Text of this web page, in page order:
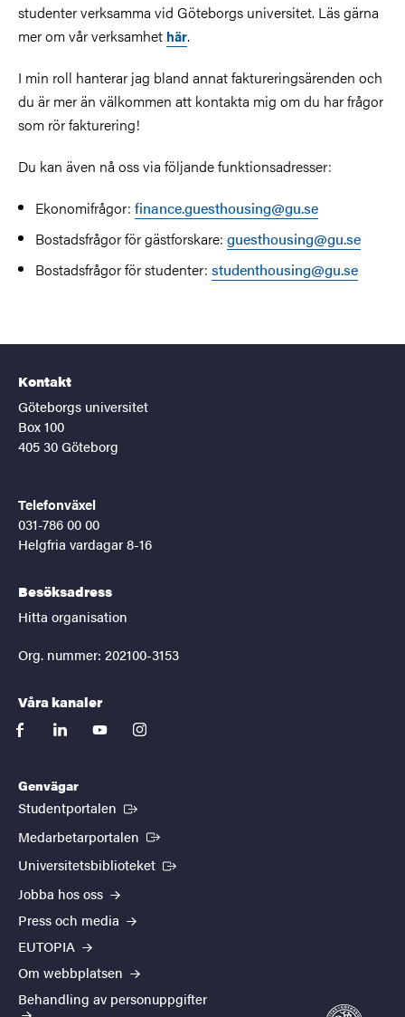
studenter verksamma vid Göteborgs universitet. Läs gärna
mer om vår verksamhet här.
I min roll hanterar jag bland annat faktureringsärenden och
du är mer än välkommen att kontakta mig om du har frågor
som rör fakturering!
Du kan även nå oss via följande funktionsadresser:
Ekonomifrågor:finance.guesthousing@gu.se
Bostadsfrågor för gästforskare:guesthousing@gu.se
Bostadsfrågor för studenter:studenthousing@gu.se
Kontakt
Göteborgs universitet
Box 100
405 30 Göteborg
Telefonväxel
031-786 00 00
Helgfria vardagar 8-16
Besöksadress
Hitta organisation
Org. nummer: 202100-3153
Våra kanaler
facebooklinkedinyoutubeinstagram
Genvägar
Studentportalen (Extern länk)
Medarbetarportalen (Extern länk)
Universitetsbiblioteket (Extern länk)
Jobba hos oss
Press och media
EUTOPIA
Om webbplatsen
Behandling av personuppgifter